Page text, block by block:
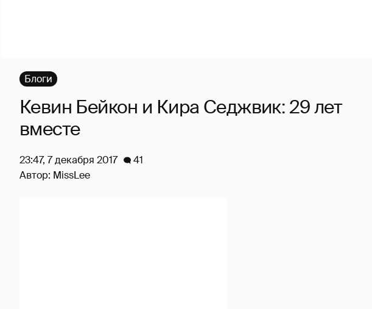
Блоги
Кевин Бейкон и Кира Седжвик: 29 лет
вместе
23:47, 7 декабря 2017
41
Автор: MissLee